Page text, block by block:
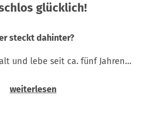
glücklich!
steckt dahinter?
und lebe seit ca. fünf Jahren…
weiterlesen